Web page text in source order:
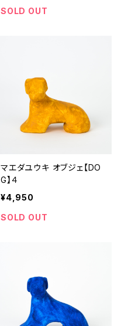
SOLD OUT
マエダユウキ オブジェ【DO
G】４
¥4,950
SOLD OUT